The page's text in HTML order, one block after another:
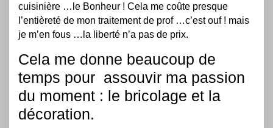
cuisinière …le Bonheur ! Cela me coûte presque
l’entièreté de mon traitement de prof …c’est ouf ! mais
je m’en fous …la liberté n’a pas de prix.
Cela me donne beaucoup de
temps pour assouvir ma passion
du moment : le bricolage et la
décoration.